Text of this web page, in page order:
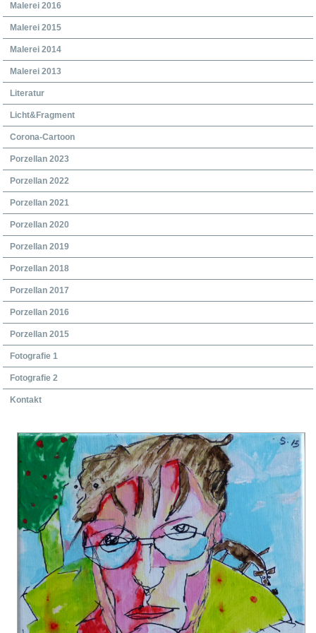
Malerei 2016
Malerei 2015
Malerei 2014
Malerei 2013
Literatur
Licht&Fragment
Corona-Cartoon
Porzellan 2023
Porzellan 2022
Porzellan 2021
Porzellan 2020
Porzellan 2019
Porzellan 2018
Porzellan 2017
Porzellan 2016
Porzellan 2015
Fotografie 1
Fotografie 2
Kontakt